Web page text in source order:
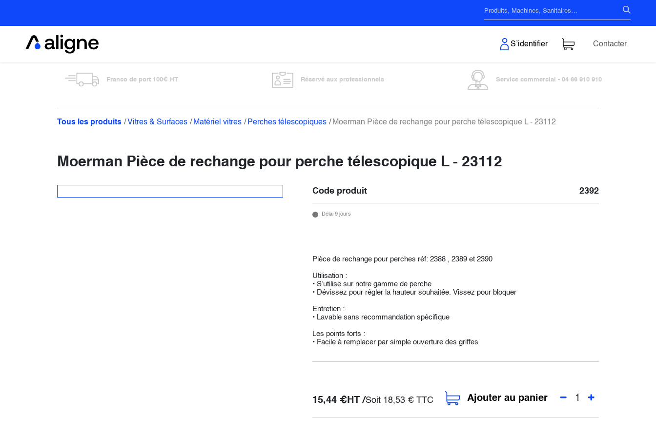
S’identifier Contacter
Franco de port 100€ HT Réservé aux professionnels Service commercial - 04 66 910 910
Tous les produits Vitres & Surfaces Matériel vitres Perches télescopiques Moerman Pièce de rechange pour perche télescopique L - 23112
Moerman Pièce de rechange pour perche télescopique L - 23112
Code produit 2392
Délai 9 jours
Pièce de rechange pour perches réf: 2388 , 2389 et 2390
Utilisation :
• S’utilise sur notre gamme de perche
• Dévissez pour régler la hauteur souhaitée. Vissez pour bloquer
Entretien :
• Lavable sans recommandation spécifique
Les points forts :
• Facile à remplacer par simple ouverture des griffes
15,44€ HT /Soit 18,53€TTC Ajouter au panier